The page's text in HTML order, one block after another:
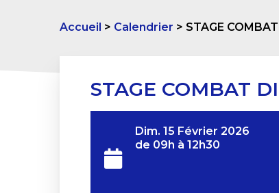
Accueil Calendrier STAGE
STAGE COMBAT
Dim. 15 Février 2026
de 09h à 12h30